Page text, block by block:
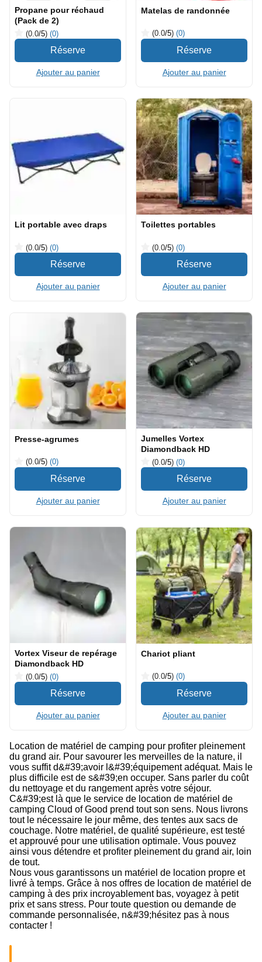
Propane pour réchaud
(Pack de 2)
(0.0/5) (0)
Ajouter au panier
Matelas de randonnée
(0.0/5) (0)
Ajouter au panier
Lit portable avec draps
(0.0/5) (0)
Ajouter au panier
Toilettes portables
(0.0/5) (0)
Ajouter au panier
Presse-agrumes
(0.0/5) (0)
Ajouter au panier
Jumelles Vortex
Diamondback HD
(0.0/5) (0)
Ajouter au panier
Vortex Viseur de repérage
Diamondback HD
(0.0/5) (0)
Ajouter au panier
Chariot pliant
(0.0/5) (0)
Ajouter au panier
Location de matériel de camping pour profiter pleinement
du grand air. Pour savourer les merveilles de la nature, il
vous suffit d&#39;avoir l&#39;équipement adéquat. Mais le
plus difficile est de s&#39;en occuper. Sans parler du coût
du nettoyage et du rangement après votre séjour.
C&#39;est là que le service de location de matériel de
camping Cloud of Good prend tout son sens. Nous livrons
tout le nécessaire le jour même, des tentes aux sacs de
couchage. Notre matériel, de qualité supérieure, est testé
et approuvé pour une utilisation optimale. Vous pouvez
ainsi vous détendre et profiter pleinement du grand air, loin
de tout.
Nous vous garantissons un matériel de location propre et
livré à temps. Grâce à nos offres de location de matériel de
camping à des prix incroyablement bas, voyagez à petit
prix et sans stress. Pour toute question ou demande de
commande personnalisée, n&#39;hésitez pas à nous
contacter !